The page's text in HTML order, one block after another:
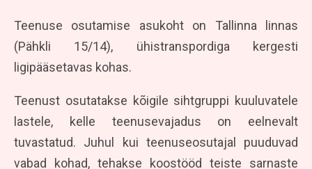
Teenuse osutamise asukoht on Tallinna linnas
(Pähkli 15/14), ühistranspordiga kergesti
ligipääsetavas kohas.
Teenust osutatakse kõigile sihtgruppi kuuluvatele
lastele, kelle teenusevajadus on eelnevalt
tuvastatud. Juhul kui teenuseosutajal puuduvad
vabad kohad, tehakse koostööd teiste sarnaste